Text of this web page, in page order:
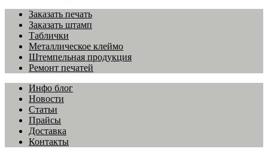
Заказать печать
Заказать штамп
Таблички
Металлическое клеймо
Штемпельная продукция
Ремонт печатей
Инфо блог
Новости
Статьи
Прайсы
Доставка
Контакты